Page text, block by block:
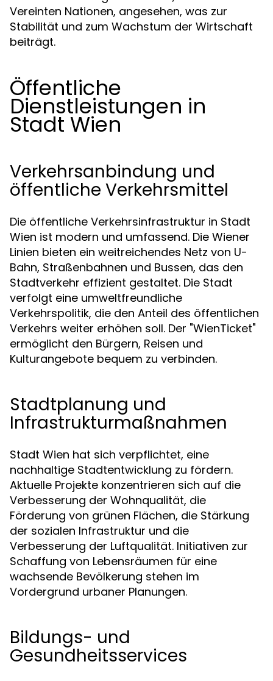
Vereinten Nationen, angesehen, was zur
Stabilität und zum Wachstum der Wirtschaft
beiträgt.
Öffentliche
Dienstleistungen in
Stadt Wien
Verkehrsanbindung und
öffentliche Verkehrsmittel
Die öffentliche Verkehrsinfrastruktur in Stadt
Wien ist modern und umfassend. Die Wiener
Linien bieten ein weitreichendes Netz von U-
Bahn, Straßenbahnen und Bussen, das den
Stadtverkehr effizient gestaltet. Die Stadt
verfolgt eine umweltfreundliche
Verkehrspolitik, die den Anteil des öffentlichen
Verkehrs weiter erhöhen soll. Der "WienTicket"
ermöglicht den Bürgern, Reisen und
Kulturangebote bequem zu verbinden.
Stadtplanung und
Infrastrukturmaßnahmen
Stadt Wien hat sich verpflichtet, eine
nachhaltige Stadtentwicklung zu fördern.
Aktuelle Projekte konzentrieren sich auf die
Verbesserung der Wohnqualität, die
Förderung von grünen Flächen, die Stärkung
der sozialen Infrastruktur und die
Verbesserung der Luftqualität. Initiativen zur
Schaffung von Lebensräumen für eine
wachsende Bevölkerung stehen im
Vordergrund urbaner Planungen.
Bildungs- und
Gesundheitsservices